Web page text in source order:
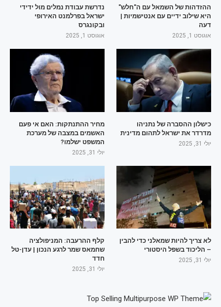
ההזדהות של השמאל עם ה"חלש"
היא שילוב ידיים עם אנטישמיות |
דעה
אוגוסט 1, 2025
נדרשת עבודת נמלים מול ידידי
ישראל בפרלמנט האירופי
ובקונגרס
אוגוסט 1, 2025
כישלון ההסברה של נתניהו
מדרדר את ישראל לתהום מדינית
יולי 31, 2025
מחיר ההתנתקות: האם אי פעם
האשמים במצבה של מערכת
המשפט ישלמו?
יולי 31, 2025
לא צריך להיות שמאלני כדי להבין
– הליכוד בשפל היסטורי
יולי 31, 2025
קלף ההרעבה: המניפולציה
שחמאס שמר לרגע הנכון | עדן-טל
חדד
יולי 31, 2025